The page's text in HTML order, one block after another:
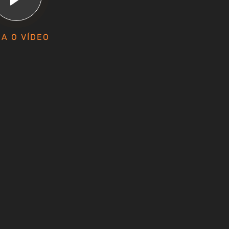
O VÍDEO